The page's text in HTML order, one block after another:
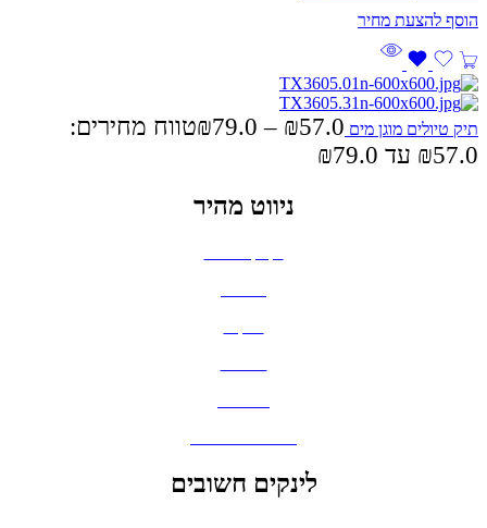
תיק טיולים מוגן מים ₪57.0
–
₪79.0
טווח מחירים:
ניווט מהיר
לינקים חשובים